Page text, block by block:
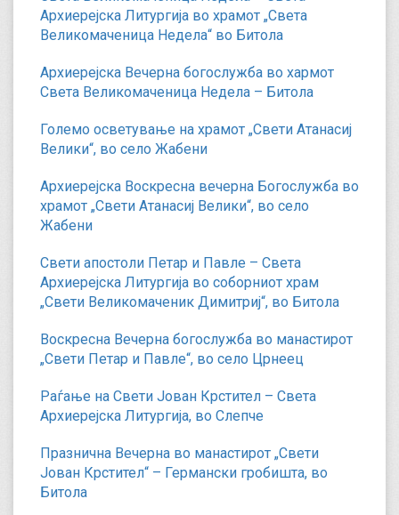
Архиерејска Литургија во храмот „Света
Великомаченица Недела“ во Битола
Архиерејска Вечерна богослужба во хармот
Света Великомаченица Недела – Битола
Големо осветување на храмот „Свети Атанасиј
Велики“, во село Жабени
Архиерејска Воскресна вечерна Богослужба во
храмот „Свети Атанасиј Велики“, во село
Жабени
Свети апостоли Петар и Павле – Света
Архиерејска Литургија во соборниот храм
„Свети Великомаченик Димитриј“, во Битола
Воскресна Вечерна богослужба во манастирот
„Свети Петар и Павле“, во село Црнеец
Раѓање на Свети Јован Крстител – Света
Архиерејска Литургија, во Слепче
Празнична Вечерна во манастирот „Свети
Јован Крстител“ – Германски гробишта, во
Битола